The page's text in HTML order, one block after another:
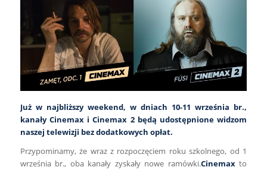
Już w najbliższy weekend, w dniach 10-11 września br.,
kanały Cinemax i Cinemax 2 będą udostępnione widzom
naszej telewizji bez dodatkowych opłat.
Przypominamy, że wraz z rozpoczęciem roku szkolnego, od 1
września br., oba kanały zyskały nowe ramówki.Cinemaxto